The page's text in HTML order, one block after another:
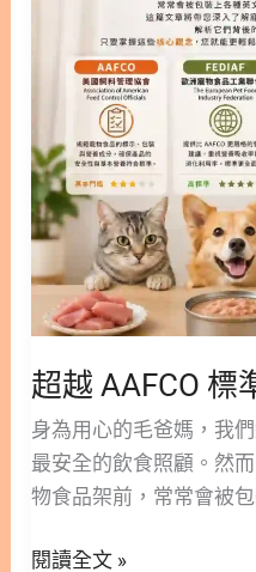
足的水分攝取是維持健
求，通常建議選擇磷含
以減少身體的代謝負擔
食核心 3. 挑選優質貓主
標一：符合國際營養標
質為主 3.3. 指標三：適
標四：低碳水化合物含
與微量元素 3.6. 指標六
3.7. 指標七：成分標示
主食罐挑選指南 4.1. 幼
食罐的需求差異 5. 特
5.1. 腎貓主食罐與低磷
感：哪種型態最適合你
最佳選擇：貓肉泥主食
生活 8. 貓主食罐7大評估
主食罐一天吃多少比較
吃貓主食罐嗎？ Q3：幼
嗎？ Q4：什麼情況下需
身為用心的毛爸媽，我
最安全的飲食照顧。然
物食品架前，常常會被
了解寵物食品界最具指
略：
一
次
搞
懂
FEDIAF、
規
範
與
主
罐
閱讀全文 »